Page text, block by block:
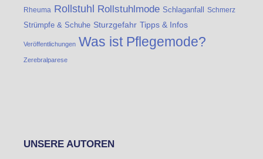
Rheuma Rollstuhl Rollstuhlmode Schlaganfall Schmerz
Strümpfe & Schuhe Sturzgefahr Tipps & Infos
Veröffentlichungen Was ist Pflegemode?
Zerebralparese
UNSERE AUTOREN